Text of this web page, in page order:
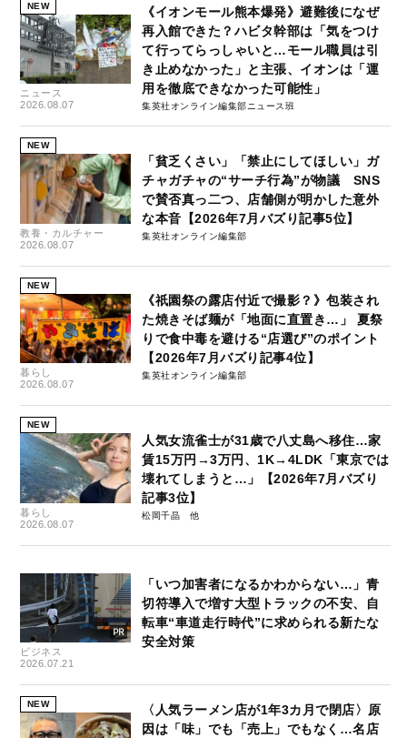
NEW
ニュース
2026.08.07
《イオンモール熊本爆発》避難後になぜ
再入館できた？ハビタ幹部は「気をつけ
て行ってらっしゃいと…モール職員は引
き止めなかった」と主張、イオンは「運
用を徹底できなかった可能性」
集英社オンライン編集部ニュース班
NEW
教養・カルチャー
2026.08.07
「貧乏くさい」「禁止にしてほしい」ガ
チャガチャの“サーチ行為”が物議 SNS
で賛否真っ二つ、店舗側が明かした意外
な本音【2026年7月バズり記事5位】
集英社オンライン編集部
NEW
暮らし
2026.08.07
《祇園祭の露店付近で撮影？》包装され
た焼きそば麺が「地面に直置き…」 夏祭
りで食中毒を避ける“店選び”のポイント
【2026年7月バズり記事4位】
集英社オンライン編集部
NEW
暮らし
2026.08.07
人気女流雀士が31歳で八丈島へ移住…家
賃15万円→3万円、1K→4LDK「東京では
壊れてしまうと…」【2026年7月バズり
記事3位】
松岡千晶
ビジネス
2026.07.21
「いつ加害者になるかわからない…」青
切符導入で増す大型トラックの不安、自
転車“車道走行時代”に求められる新たな
安全対策
NEW
〈人気ラーメン店が1年3カ月で閉店〉原
因は「味」でも「売上」でもなく…名店